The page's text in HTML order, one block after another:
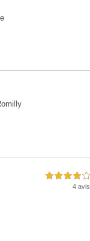
4,0 étoiles sur 5
4 avis